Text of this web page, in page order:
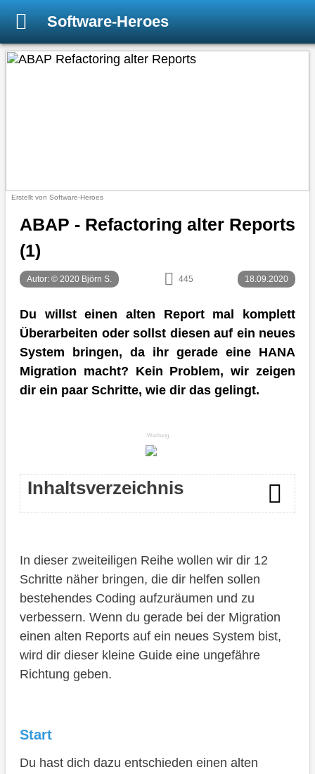
Software-Heroes
Erstellt von Software-Heroes
ABAP - Refactoring alter Reports
(1)
Autor: © 2020 Björn S. 445 18.09.2020
Du willst einen alten Report mal komplett
Überarbeiten oder sollst diesen auf ein neues
System bringen, da ihr gerade eine HANA
Migration macht? Kein Problem, wir zeigen
dir ein paar Schritte, wie dir das gelingt.
Werbung
Inhaltsverzeichnis
Phase: Analyse
Objekt kopieren
Aufbau prüfen
Aufräumen
Phase: Strukturierung
Code verschieben
In dieser zweiteiligen Reihe wollen wir dir 12
Schritte näher bringen, die dir helfen sollen
bestehendes Coding aufzuräumen und zu
verbessern. Wenn du gerade bei der Migration
einen alten Reports auf ein neues System bist,
wird dir dieser kleine Guide eine ungefähre
Richtung geben.
Start
Du hast dich dazu entschieden einen alten